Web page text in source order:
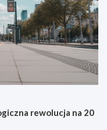
rewolucja na 20